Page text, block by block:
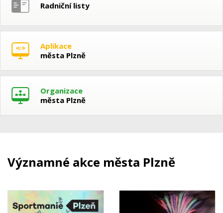
Radniční listy
Aplikace
města Plzně
Organizace
města Plzně
Významné akce města Plzně